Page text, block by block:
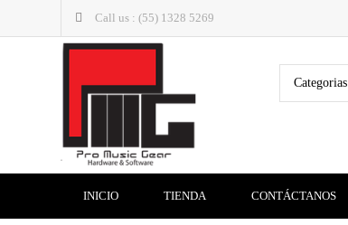
Call us : (55) 1328 5269
Categorias
INICIO TIENDA CONTÁCTANOS